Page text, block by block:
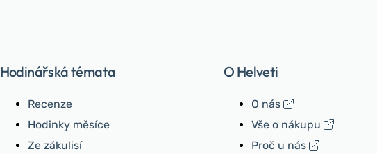
Hodinářská témata
Recenze
Hodinky měsíce
Ze zákulisí
O Helveti
O nás
Vše o nákupu
Proč u nás